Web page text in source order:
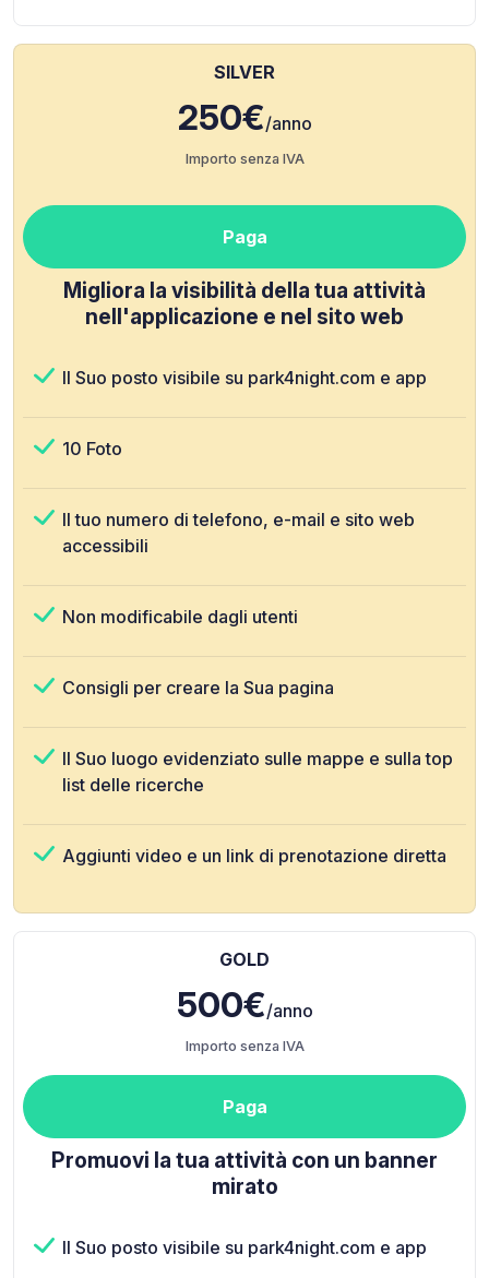
SILVER
250€/anno
Importo senza IVA
Paga
Migliora la visibilità della tua attività
nell'applicazione e nel sito web
Il Suo posto visibile su park4night.com e app
10 Foto
Il tuo numero di telefono, e-mail e sito web
accessibili
Non modificabile dagli utenti
Consigli per creare la Sua pagina
Il Suo luogo evidenziato sulle mappe e sulla top
list delle ricerche
Aggiunti video e un link di prenotazione diretta
GOLD
500€/anno
Importo senza IVA
Paga
Promuovi la tua attività con un banner
mirato
Il Suo posto visibile su park4night.com e app